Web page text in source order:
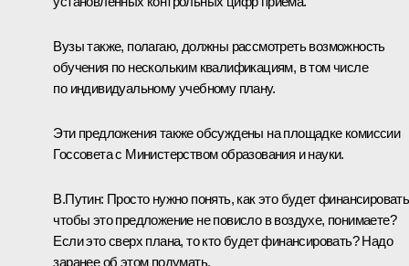
Вузы также, полагаю, должны рассмотреть возможность
обучения по нескольким квалификациям, в том числе
по индивидуальному учебному плану.
Эти предложения также обсуждены на площадке комиссии
Госсовета с Министерством образования и науки.
В.Путин: Просто нужно понять, как это будет
чтобы это предложение не повисло в воздухе, понимаете?
Если это сверх плана, то кто будет финансировать? Надо
заранее об этом подумать.